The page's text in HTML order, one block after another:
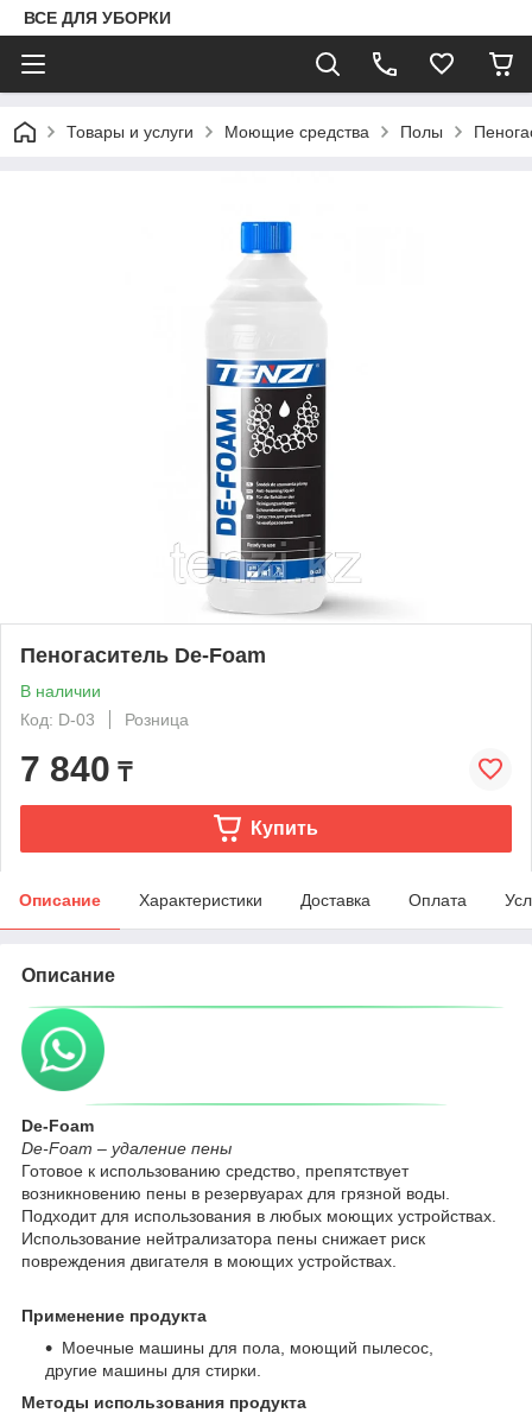
ВСЕ ДЛЯ УБОРКИ
Товары и услуги Моющие средства Полы
Пеногаситель De-Foam
В наличии
Код: D-03
Розница
7 840 ₸
Купить
Описание Характеристики Доставка Оплата
Описание
De-Foam
De-Foam – удаление пены
Готовое к использованию средство, препятствует
возникновению пены в резервуарах для грязной воды.
Подходит для использования в любых моющих устройствах.
Использование нейтрализатора пены снижает риск
повреждения двигателя в моющих устройствах.
Применение продукта
Моечные машины для пола, моющий пылесос,
другие машины для стирки.
Методы использования продукта